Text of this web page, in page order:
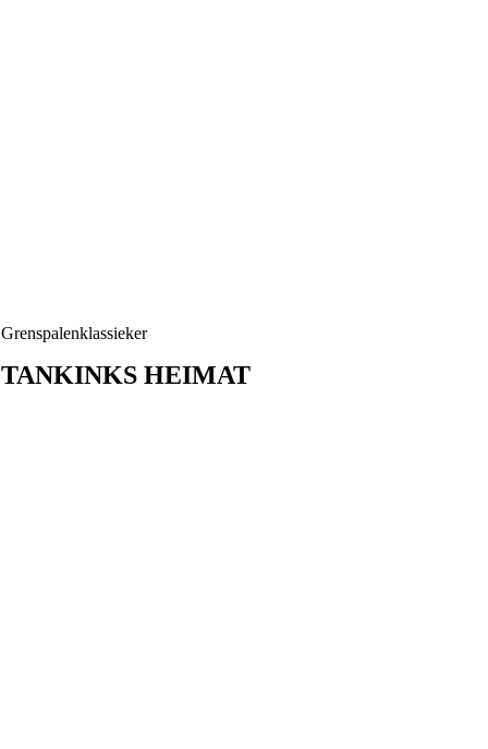
Grenspalenklassieker
TANKINKS HEIMAT